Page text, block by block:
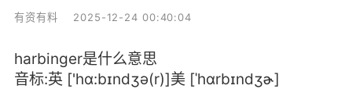
有资有料 2025-12-24 00:40:04
harbinger是什么意思
音标:英 ['hɑ:bɪndʒə(r)]美 [ˈhɑrbɪndʒɚ]